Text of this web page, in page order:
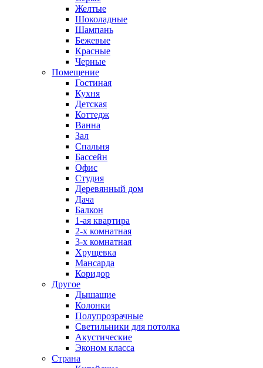
Желтые
Шоколадные
Шампань
Бежевые
Красные
Черные
Помещение
Гостиная
Кухня
Детская
Коттедж
Ванна
Зал
Спальня
Бассейн
Офис
Студия
Деревянный дом
Дача
Балкон
1-ая квартира
2-х комнатная
3-х комнатная
Хрущевка
Мансарда
Коридор
Другое
Дышащие
Колонки
Полупрозрачные
Светильники для потолка
Акустические
Эконом класса
Страна